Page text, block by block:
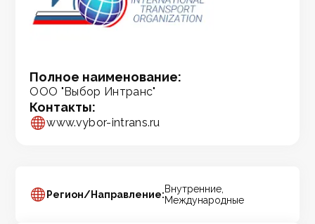
Полное наименование:
ООО "Выбор Интранс"
Контакты:
www.vybor-intrans.ru
Регион/Направление:Внутренние,
Международные